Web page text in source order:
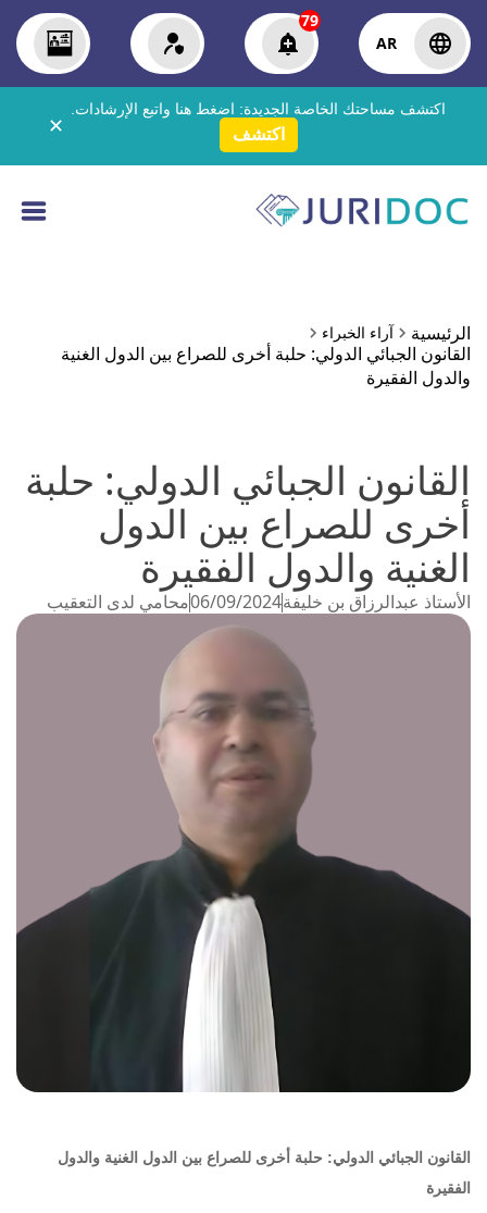
AR
79
اكتشف مساحتك الخاصة الجديدة: اضغط هنا واتبع الإرشادات.
اكتشف ✕
الرئيسية آراء الخبراء
القانون الجبائي الدولي: حلبة أخرى للصراع بين الدول الغنية
والدول الفقيرة
القانون الجبائي الدولي: حلبة
أخرى للصراع بين الدول
الغنية والدول الفقيرة
الأستاذ عبدالرزاق بن خليفة06/09/2024محامي لدى التعقيب
القانون الجبائي الدولي: حلبة أخرى للصراع بين الدول الغنية والدول
الفقيرة